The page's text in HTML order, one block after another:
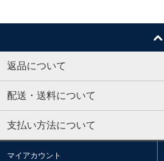
返品について
配送・送料について
支払い方法について
マイアカウント